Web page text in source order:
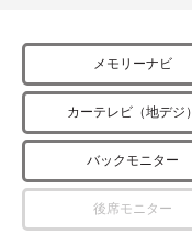
メモリーナビ
カーテレビ（地デジ）
バックモニター
後席モニター